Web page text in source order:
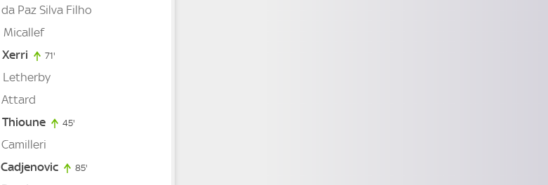
da Paz Silva Filho
Micallef
Xerri 71'
Letherby
Attard
Thioune 45'
Camilleri
Cadjenovic 85'